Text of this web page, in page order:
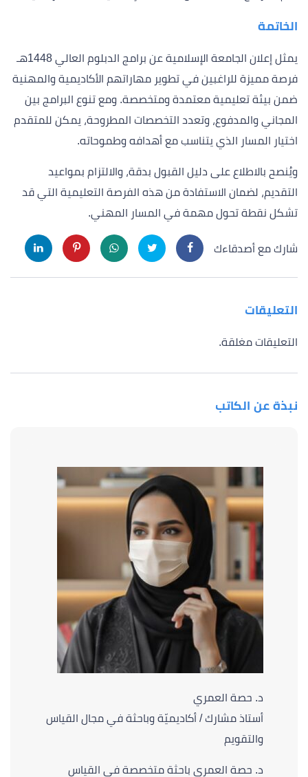
الخاتمة
يمثل إعلان الجامعة الإسلامية عن برامج الدبلوم العالي 1448هـ
فرصة مميزة للراغبين في تطوير مهاراتهم الأكاديمية والمهنية
ضمن بيئة تعليمية معتمدة ومتخصصة. ومع تنوع البرامج بين
المجاني والمدفوع، وتعدد التخصصات المطروحة، يمكن للمتقدم
اختيار المسار الذي يتناسب مع أهدافه وطموحاته.
ويُنصح بالاطلاع على دليل القبول بدقة، والالتزام بمواعيد
التقديم، لضمان الاستفادة من هذه الفرصة التعليمية التي قد
تشكل نقطة تحول مهمة في المسار المهني.
شارك مع أصدقاءك
التعليقات
التعليقات مغلقة.
نبذة عن الكاتب
د. حصة العمري
أستاذ مشارك / أكاديميّة وباحثة في مجال القياس
والتقويم
د. حصة العمري باحثة متخصصة في القياس